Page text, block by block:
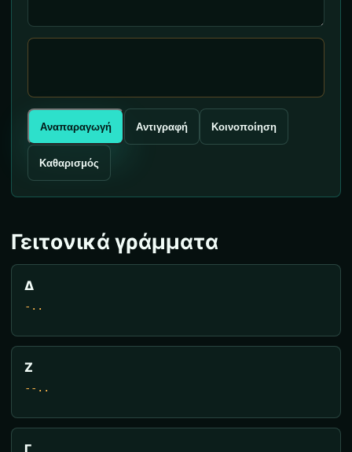
Αναπαραγωγή Αντιγραφή Κοινοποίηση
Καθαρισμός
Γειτονικά γράμματα
Δ
-..
Ζ
--..
Γ